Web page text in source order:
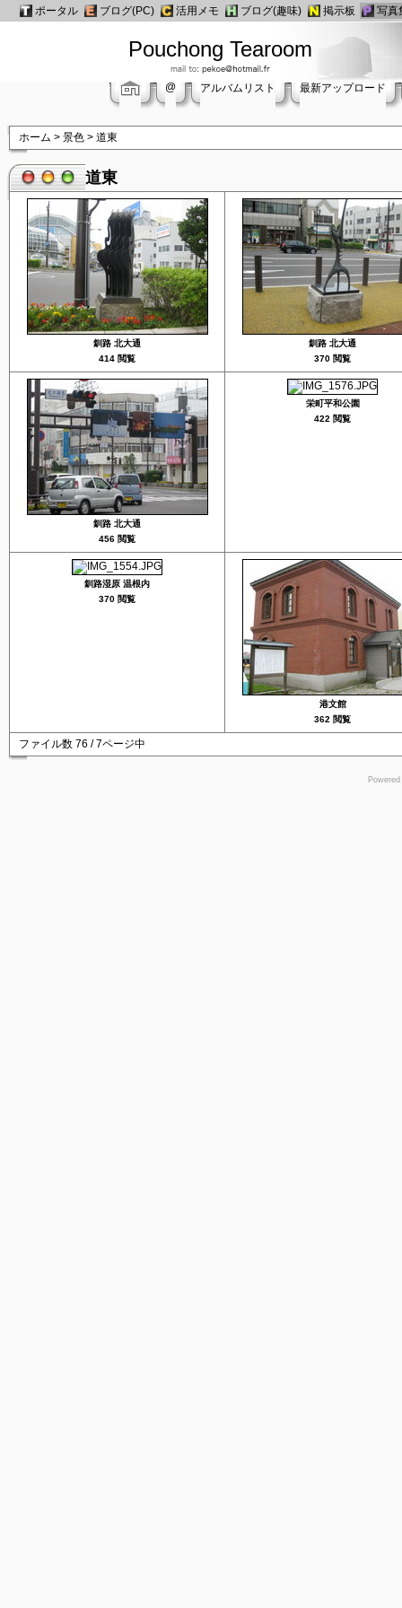
Pouchong Tearoom
@ アルバムリスト 最新アップロード
ホーム > 景色 > 道東
道東
釧路 北大通
414 閲覧
釧路 北大通
370 閲覧
釧路 北大通
456 閲覧
栄町平和公園
422 閲覧
釧路湿原 温根内
370 閲覧
港文館
362 閲覧
ファイル数 76 / 7ページ中
ポータル ブログ(PC) 活用メモ ブログ(趣味) 掲示板 写真